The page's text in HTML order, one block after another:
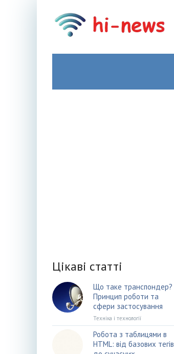
Цікаві статті
Що таке транспондер?
Принцип роботи та
сфери застосування
Техніка і технології
Робота з таблицями в
HTML: від базових тегів